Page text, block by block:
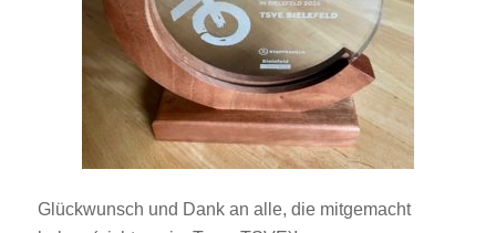
Glückwunsch und Dank an alle, die mitgemacht